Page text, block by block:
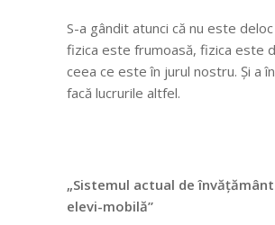
S-a gândit atunci că nu este deloc
fizica este frumoasă, fizica este
ceea ce este în jurul nostru. Și a
facă lucrurile altfel.
„Sistemul actual de
elevi-mobilă”